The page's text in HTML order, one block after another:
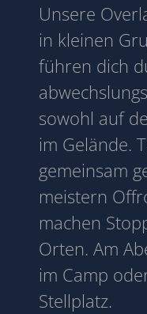
Unsere
in kleinen
führen dich
sowohl auf
im Gelände.
gemeinsam
meistern
machen
Orten. Am
im Camp
Stellplatz.